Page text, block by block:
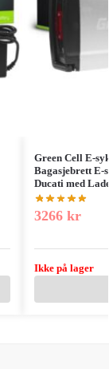
Green Cell E-
Bagasjebrett E-
Ducati med
3266 kr
Ikke på lager